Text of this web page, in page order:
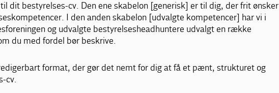
dit bestyrelses-cv. Den ene skabelon [generisk] er til dig, der frit ønsker
I den anden skabelon [udvalgte kompetencer] har vi i
og udvalgte bestyrelsesheadhuntere udvalgt en række
du med fordel bør beskrive.
format, der gør det nemt for dig at få et pænt, strukturet og
cv.